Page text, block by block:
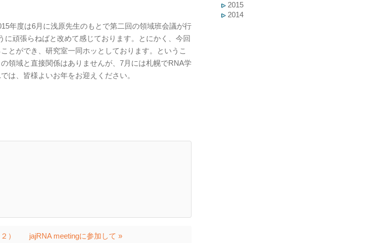
年度は6月に浅原先生のもとで第二回の領域班会議が行
頑張らねばと改めて感じております。とにかく、今回
とができ、研究室一同ホッとしております。というこ
領域と直接関係はありませんが、7月には札幌でRNA学
は、皆様よいお年をお迎えください。
） jajRNA meetingに参加して »
2015
2014